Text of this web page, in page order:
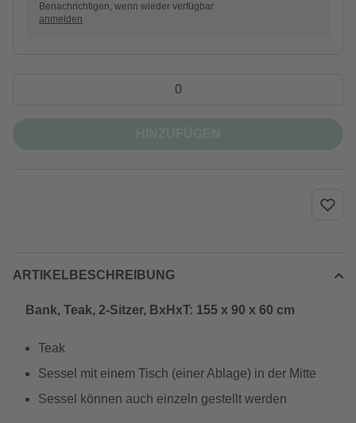
Benachrichtigen, wenn wieder verfügbar
anmelden
ARTIKELBESCHREIBUNG
Bank, Teak, 2-Sitzer, BxHxT: 155 x 90 x 60 cm
Teak
Sessel mit einem Tisch (einer Ablage) in der Mitte
Sessel können auch einzeln gestellt werden